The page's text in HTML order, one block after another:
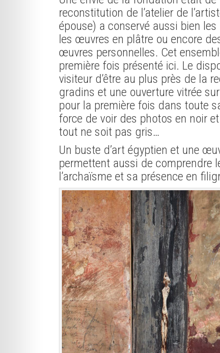
reconstitution de l’atelier de
épouse) a conservé aussi bien
les œuvres en plâtre ou encore
œuvres personnelles. Cet
première fois présenté ici. Le
visiteur d’être au plus près de la
gradins et une ouverture vitrée
pour la première fois dans toute
force de voir des photos en noir
tout ne soit pas gris…
Un buste d’art égyptien et une
permettent aussi de comprendre
l’archaïsme et sa présence en